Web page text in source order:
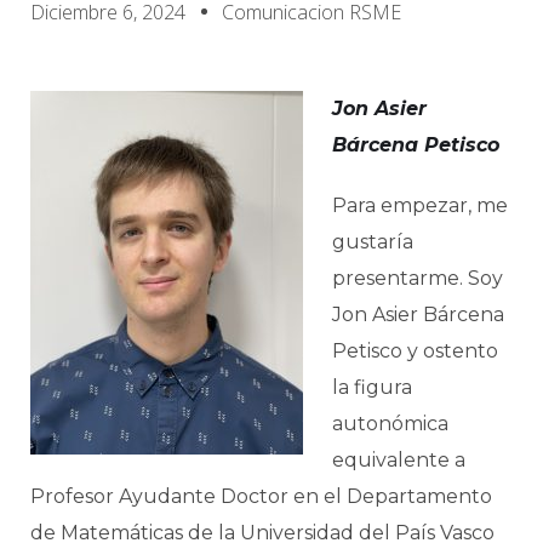
Diciembre 6, 2024 Comunicacion RSME
Jon Asier
Bárcena Petisco
Para empezar, me
gustaría
presentarme. Soy
Jon Asier Bárcena
Petisco y ostento
la figura
autonómica
equivalente a
Profesor Ayudante Doctor en el Departamento
de Matemáticas de la Universidad del País Vasco